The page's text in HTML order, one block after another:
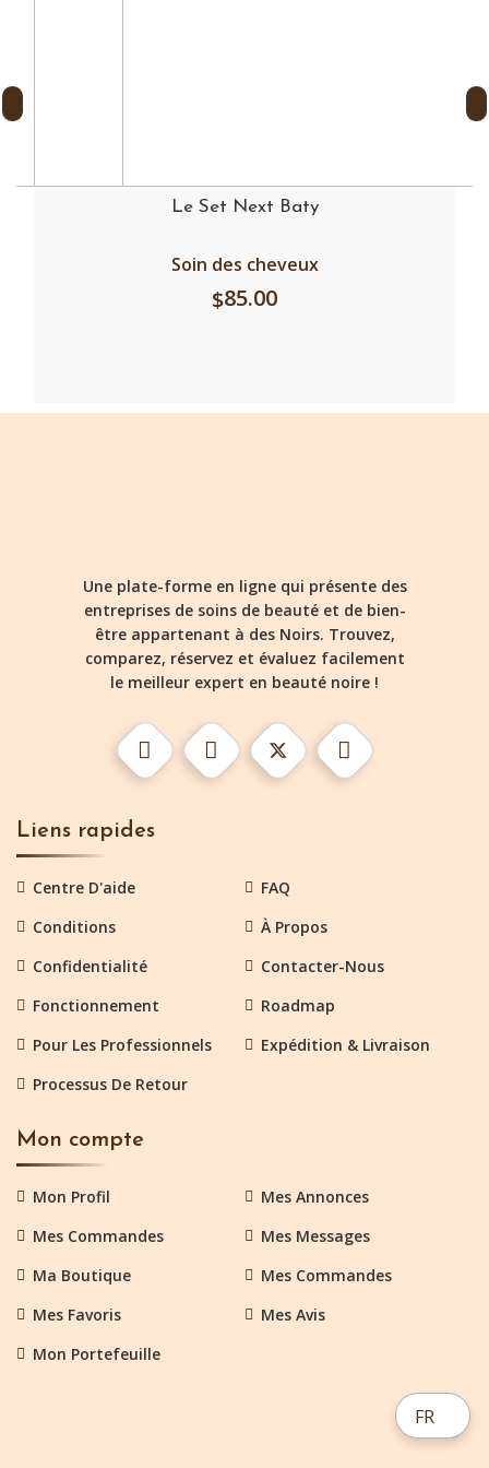
Le Set Next Baty
Soin des cheveux
$85.00
Une plate-forme en ligne qui présente des
entreprises de soins de beauté et de bien-
être appartenant à des Noirs. Trouvez,
comparez, réservez et évaluez facilement
le meilleur expert en beauté noire !
Liens rapides
Centre D'aide
FAQ
Conditions
À Propos
Confidentialité
Contacter-Nous
Fonctionnement
Roadmap
Pour Les Professionnels
Expédition & Livraison
Processus De Retour
Mon compte
Mon Profil
Mes Annonces
Mes Commandes
Mes Messages
Ma Boutique
Mes Commandes
Mes Favoris
Mes Avis
Mon Portefeuille
FR